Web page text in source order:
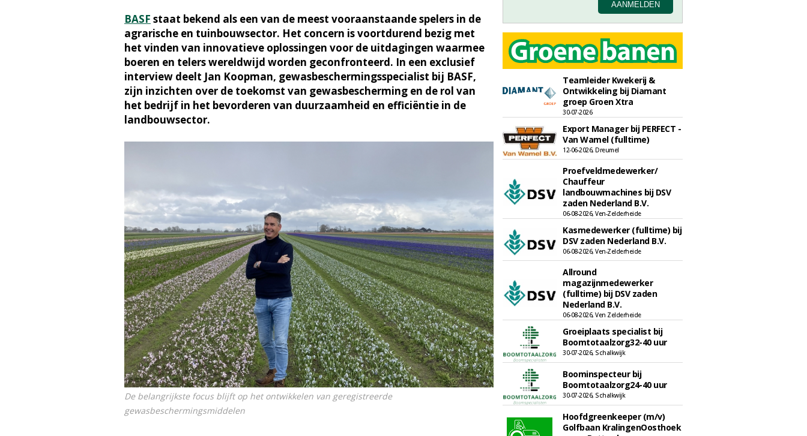
BASF staat bekend als een van de meest vooraanstaande spelers in de
agrarische en tuinbouwsector. Het concern is voortdurend bezig met
het vinden van innovatieve oplossingen voor de uitdagingen waarmee
boeren en telers wereldwijd worden geconfronteerd. In een exclusief
interview deelt Jan Koopman, gewasbeschermingsspecialist bij BASF,
zijn inzichten over de toekomst van gewasbescherming en de rol van
het bedrijf in het bevorderen van duurzaamheid en efficiëntie in de
landbouwsector.
De belangrijkste focus blijft op het ontwikkelen van geregistreerde
gewasbeschermingsmiddelen
Teamleider Kwekerij &
Ontwikkeling bij Diamant
groep Groen Xtra
30-07-2026
Export Manager bij PERFECT -
Van Wamel (fulltime)
12-06-2026, Dreumel
Proefveldmedewerker/
Chauffeur
landbouwmachines bij DSV
zaden Nederland B.V.
06-08-2026, Ven-Zelderheide
Kasmedewerker (fulltime) bij
DSV zaden Nederland B.V.
06-08-2026, Ven-Zelderheide
Allround
magazijnmedewerker
(fulltime) bij DSV zaden
Nederland B.V.
06-08-2026, Ven Zelderheide
Groeiplaats specialist bij
Boomtotaalzorg32-40 uur
30-07-2026, Schalkwijk
Boominspecteur bij
Boomtotaalzorg24-40 uur
30-07-2026, Schalkwijk
Hoofdgreenkeeper (m/v)
Golfbaan KralingenOosthoek